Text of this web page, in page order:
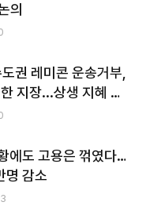
의
권 레미콘 운송거부,
지장...상생 지혜 모
에도 고용은 꺾였다…
명 감소